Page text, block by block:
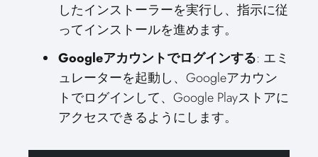
したインストーラーを実行し、指示に従
ってインストールを進めます。
Googleアカウントでログインする: エミ
ュレーターを起動し、Googleアカウン
トでログインして、Google Playストアに
アクセスできるようにします。